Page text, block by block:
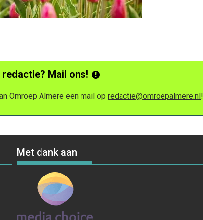
Mail ons!
Omroep Almere een mail opredactie@omroepalmere.nl!
Met dank aan